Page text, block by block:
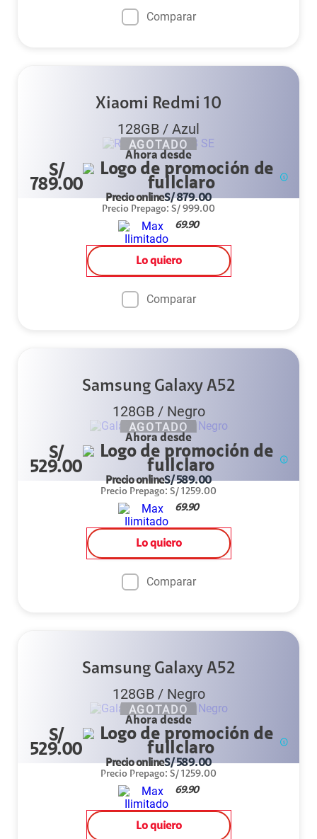
Comparar
Xiaomi Redmi 10
128GB / Azul
AGOTADO
Ahora desde
S/
789.00
Precio onlineS/879.00
Precio Prepago: S/ 999.00
69.90
Lo quiero
Comparar
Samsung Galaxy A52
128GB/ Negro
AGOTADO
Ahora desde
S/
529.00
Precio onlineS/589.00
Precio Prepago: S/ 1259.00
69.90
Lo quiero
Comparar
Samsung Galaxy A52
128GB/ Negro
AGOTADO
Ahora desde
S/
529.00
Precio onlineS/589.00
Precio Prepago: S/ 1259.00
69.90
Lo quiero